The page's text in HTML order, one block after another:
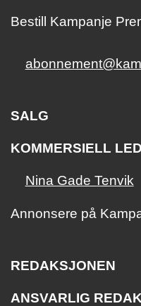
Bestill Kampanje
SALG
KOMMERSIELL
Nina Gade Tenvik
Annonsere på
REDAKSJONEN
ANSVARLIG